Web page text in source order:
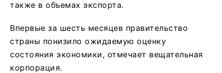
также в объемах экспорта.
Впервые за шесть месяцев правительство
страны понизило ожидаемую оценку
состояния экономики, отмечает вещательная
корпорация.